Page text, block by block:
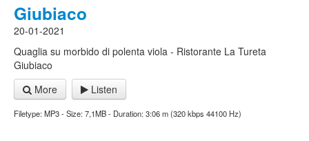
Giubiaco
20-01-2021
Quaglia su morbido di polenta viola - Ristorante La Tureta
Giubiaco
More
Listen
Filetype: MP3 - Size: 7,1MB - Duration: 3:06 m (320 kbps 44100 Hz)